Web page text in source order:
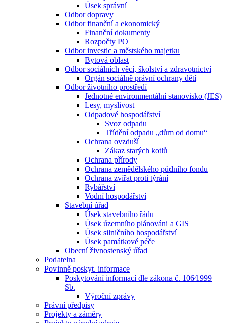
Úsek správní
Odbor dopravy
Odbor finanční a ekonomický
Finanční dokumenty
Rozpočty PO
Odbor investic a městského majetku
Bytová oblast
Odbor sociálních věcí, školství a zdravotnictví
Orgán sociálně právní ochrany dětí
Odbor životního prostředí
Jednotné environmentální stanovisko (JES)
Lesy, myslivost
Odpadové hospodářství
Svoz odpadu
Třídění odpadu „dům od domu“
Ochrana ovzduší
Zákaz starých kotlů
Ochrana přírody
Ochrana zemědělského půdního fondu
Ochrana zvířat proti týrání
Rybářství
Vodní hospodářství
Stavební úřad
Úsek stavebního řádu
Úsek územního plánováni a GIS
Úsek silničního hospodářství
Úsek památkové péče
Obecní živnostenský úřad
Podatelna
Povinně poskyt. informace
Poskytování informací dle zákona č. 106⁄1999
Sb.
Výroční zprávy
Právní předpisy
Projekty a záměry